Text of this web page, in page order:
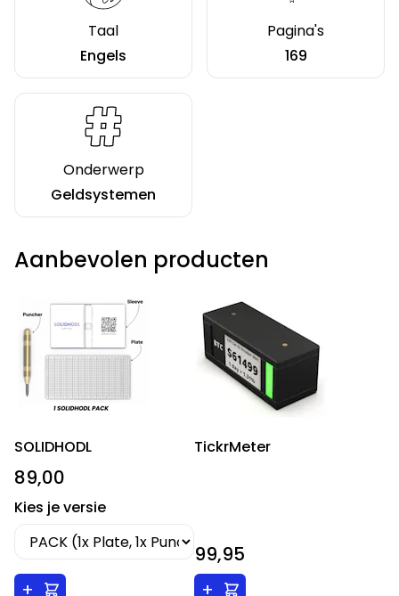
Taal
Engels
Pagina's
169
Onderwerp
Geldsystemen
Aanbevolen producten
SOLIDHODL
89,00
Kies je versie
+
TickrMeter
99,95
+